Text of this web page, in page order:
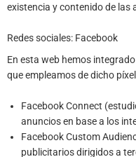
existencia y contenido de
Redes sociales: Facebook
En esta web hemos
que empleamos de dicho
Facebook Connect
anuncios en base a los
Facebook Custom
publicitarios dirigidos a